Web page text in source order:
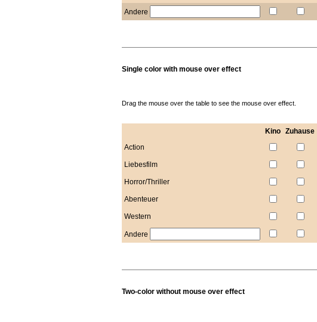
Andere
Single color with mouse over effect
Drag the mouse over the table to see the mouse over effect.
Kino Zuhause
Action
Liebesfilm
Horror/Thriller
Abenteuer
Western
Andere
Two-color without mouse over effect